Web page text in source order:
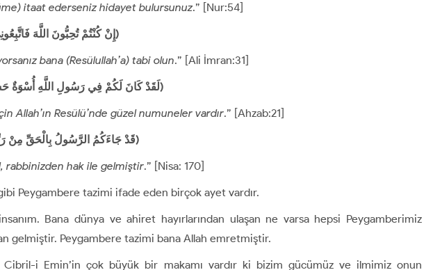
itaat ederseniz hidayet bulursunuz.” [Nur:54]
إِنْ كُنْتُمْ تُحِبُّونَ اللَّهَ فَاتَّبِعُونِي﴾ [آل عمران: 31])
bana (Resülullah’a) tabi olun.” [Ali İmran:31]
لَقَدْ كَانَ لَكُمْ فِي رَسُولِ اللَّهِ أُسْوَةٌ حَسَنَةٌ﴾ [الأحزاب: 21])
Allah’ın Resülü’nde güzel numuneler vardır.” [Ahzab:21]
قَدْ جَاءَكُمُ الرَّسُولُ بِالْحَقِّ مِنْ رَبِّكُمْ﴾ [النساء: 170])
rabbinizden hak ile gelmiştir.” [Nisa: 170]
Peygambere tazimi ifade eden birçok ayet vardır.
Bana dünya ve ahiret hayırlarından ulaşan ne varsa hepsi Peygamberimiz
gelmiştir. Peygambere tazimi bana Allah emretmiştir.
Cibril-i Emin’in çok büyük bir makamı vardır ki bizim gücümüz ve ilmimiz onun